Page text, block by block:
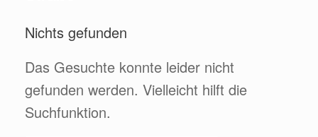
Nichts gefunden
Das Gesuchte konnte leider nicht
gefunden werden. Vielleicht hilft die
Suchfunktion.